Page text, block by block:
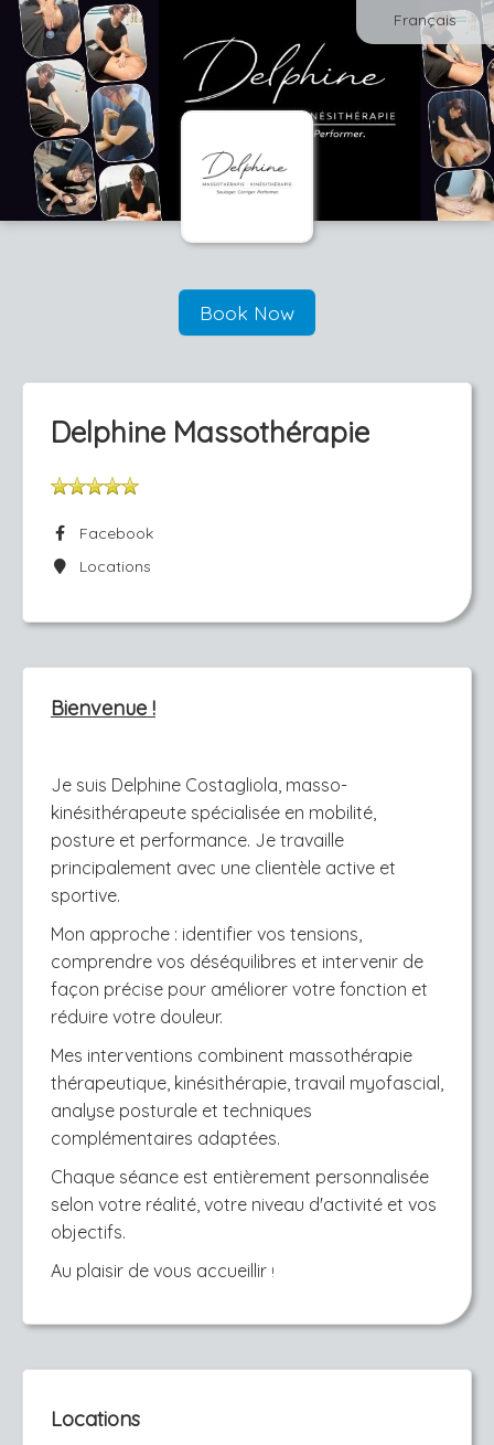
Français
Book Now
Delphine Massothérapie
Facebook
Locations
Bienvenue !
Je suis Delphine Costagliola, masso-
kinésithérapeute spécialisée en mobilité,
posture et performance. Je travaille
principalement avec une clientèle active et
sportive.
Mon approche : identifier vos tensions,
comprendre vos déséquilibres et intervenir de
façon précise pour améliorer votre fonction et
réduire votre douleur.
Mes interventions combinent massothérapie
thérapeutique, kinésithérapie, travail myofascial,
analyse posturale et techniques
complémentaires adaptées.
Chaque séance est entièrement personnalisée
selon votre réalité, votre niveau d'activité et vos
objectifs.
Au plaisir de vous accueillir !
Locations